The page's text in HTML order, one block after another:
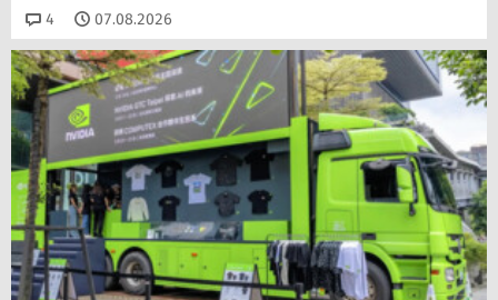
4 Kommentare
07.08.2026